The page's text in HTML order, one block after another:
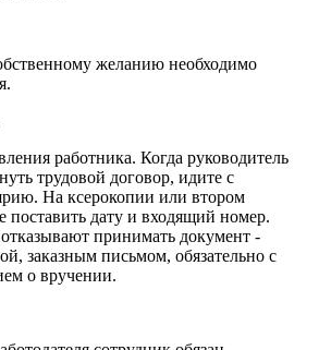
желанию необходимо
работника. Когда руководитель
трудовой договор, идите с
На ксерокопии или втором
поставить дату и входящий номер.
принимать документ -
заказным письмом, обязательно с
о вручении.